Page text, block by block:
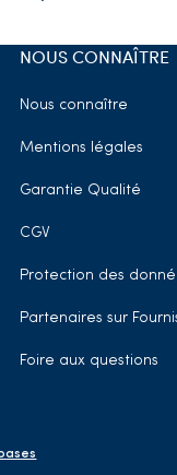
NOUS CONNAÎTRE
Nous connaître
Mentions légales
Garantie Qualité
CGV
Protection des
Partenaires sur
Foire aux questions